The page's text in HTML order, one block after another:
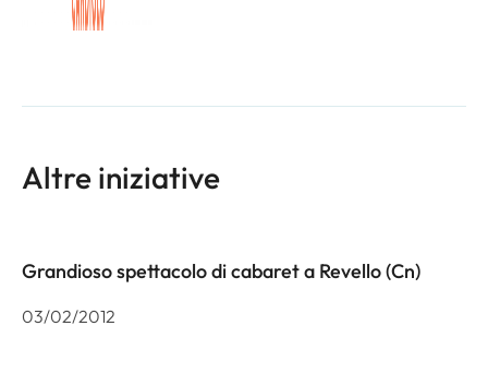
Altre iniziative
Grandioso spettacolo di cabaret a Revello (Cn)
03/02/2012